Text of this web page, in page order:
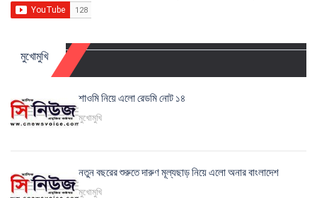
মুখোমুখি
শাওমি নিয়ে এলো রেডমি নোট ১৪
মুখোমুখি
নতুন বছরের শুরুতে দারুণ মূল্যছাড় নিয়ে এলো অনার বাংলাদেশ
মুখোমুখি